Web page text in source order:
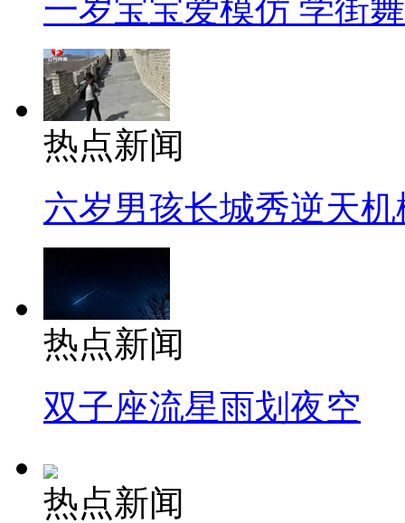
一岁宝宝爱模仿 学街
热点新闻
六岁男孩长城秀逆天机
热点新闻
双子座流星雨划夜空
热点新闻